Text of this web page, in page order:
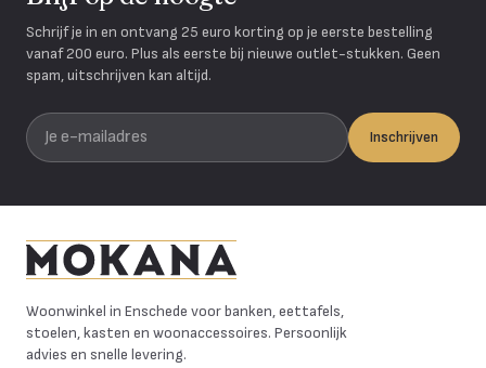
Schrijf je in en ontvang 25 euro korting op je eerste bestelling
vanaf 200 euro. Plus als eerste bij nieuwe outlet-stukken. Geen
spam, uitschrijven kan altijd.
Je e-mailadres
Inschrijven
Woonwinkel in Enschede voor banken, eettafels,
stoelen, kasten en woonaccessoires. Persoonlijk
advies en snelle levering.